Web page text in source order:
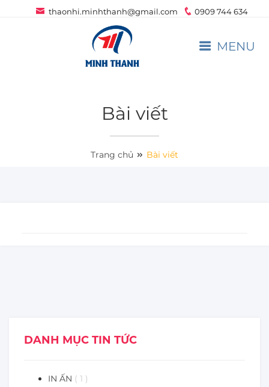
thaonhi.minhthanh@gmail.com 0909 744 634
Bài viết
Trang chủ Bài viết
DANH MỤC TIN TỨC
IN ẤN ( 1 )
MENU